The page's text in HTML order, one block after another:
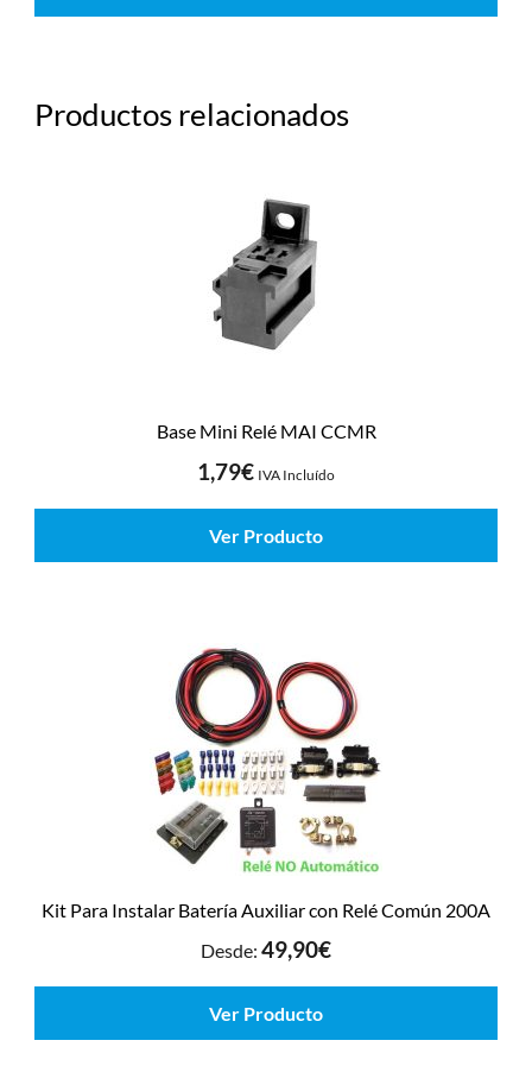
Productos relacionados
Base Mini Relé MAI CCMR
1,79€ IVA Incluído
Ver Producto
Kit Para Instalar Batería Auxiliar con Relé Común 200A
Desde: 49,90€
Ver Producto